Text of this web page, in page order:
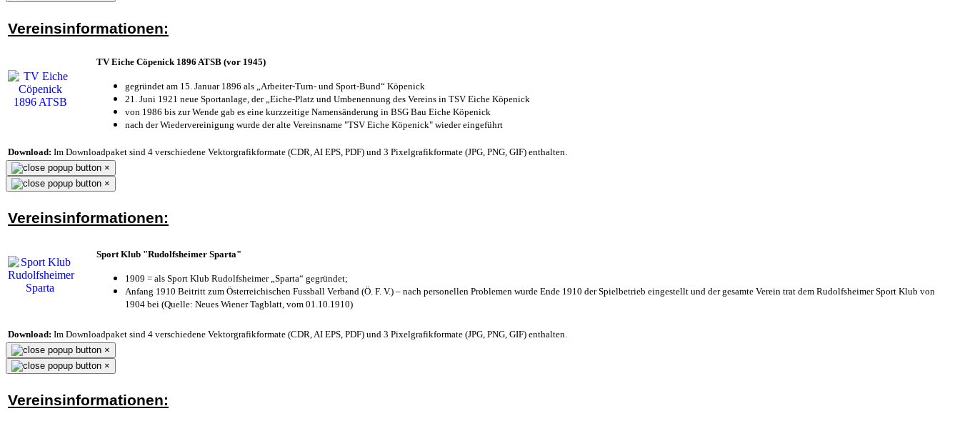
Vereinsinformationen:
TV Eiche Cöpenick 1896 ATSB (vor 1945)
gegründet am 15. Januar 1896 als „Arbeiter-Turn- und Sport-Bund“ Köpenick
21. Juni 1921 neue Sportanlage, der „Eiche-Platz und Umbenennung des Vereins in TSV Eiche Köpenick
von 1986 bis zur Wende gab es eine kurzzeitige Namensänderung in BSG Bau Eiche Köpenick
nach der Wiedervereinigung wurde der alte Vereinsname "TSV Eiche Köpenick" wieder eingeführt
Download: Im Downloadpaket sind 4 verschiedene Vektorgrafikformate (CDR, AI EPS, PDF) und 3 Pixelgrafikformate (JPG, PNG, GIF) enthalten.
×
×
Vereinsinformationen:
Sport Klub "Rudolfsheimer Sparta"
1909 = als Sport Klub Rudolfsheimer „Sparta“ gegründet;
Anfang 1910 Beitritt zum Österreichischen Fussball Verband (Ö. F. V.) – nach personellen Problemen wurde Ende 1910 der Spielbetrieb eingestellt und der gesamte Verein trat dem Rudolfsheimer Sport Klub von
1904 bei (Quelle: Neues Wiener Tagblatt, vom 01.10.1910)
Download: Im Downloadpaket sind 4 verschiedene Vektorgrafikformate (CDR, AI EPS, PDF) und 3 Pixelgrafikformate (JPG, PNG, GIF) enthalten.
×
×
Vereinsinformationen: